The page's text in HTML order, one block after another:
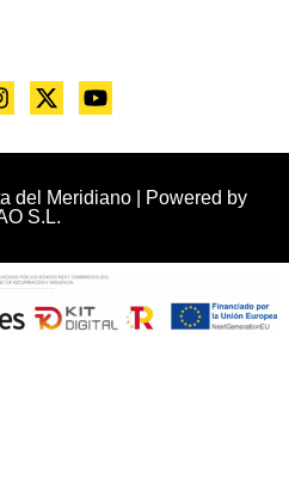
del Meridiano | Powered by
S.L.